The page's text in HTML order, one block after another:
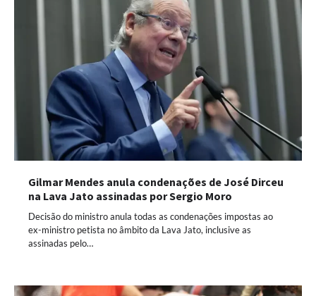
Gilmar Mendes anula condenações de José Dirceu
na Lava Jato assinadas por Sergio Moro
Decisão do ministro anula todas as condenações impostas ao
ex-ministro petista no âmbito da Lava Jato, inclusive as
assinadas pelo…